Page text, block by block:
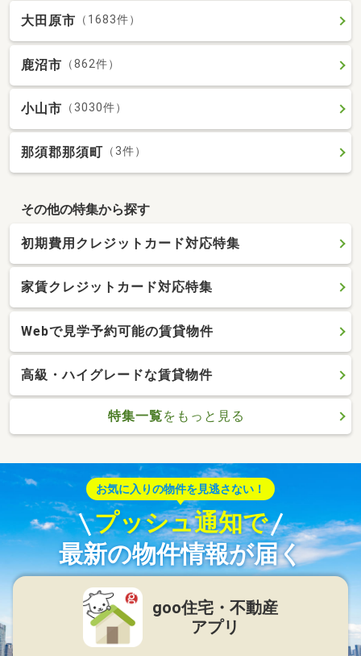
大田原市 （1683件）
鹿沼市 （862件）
小山市 （3030件）
那須郡那須町 （3件）
その他の特集から探す
初期費用クレジットカード対応特集
家賃クレジットカード対応特集
Webで見学予約可能の賃貸物件
高級・ハイグレードな賃貸物件
特集一覧をもっと見る
お気に入りの物件を見逃さない！
プッシュ通知で
最新の物件情報が届く
goo住宅・不動産
アプリ